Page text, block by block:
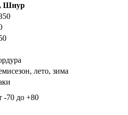
Шнур
лето, зима
-70 до +80